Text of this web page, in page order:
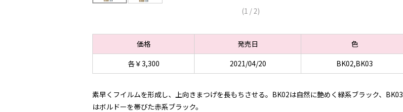
(1 / 2)
価格 発売日
色
各￥3,300
2021/04/20 BK02,BK03
素早くフイルムを形成し、上向きまつげを長もちさせる。BK02は自然に艶めく緑系ブラック、BK03
はボルドーを帯びた赤系ブラック。